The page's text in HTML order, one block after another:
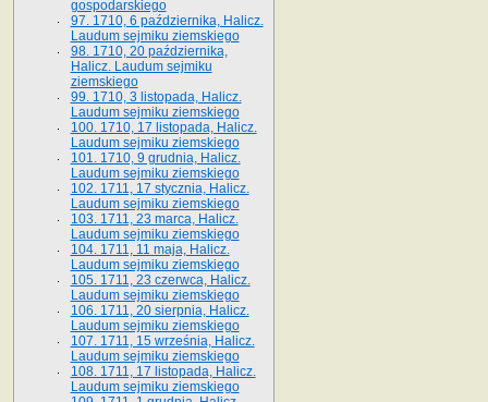
gospodarskiego
97. 1710, 6 października, Halicz.
Laudum sejmiku ziemskiego
98. 1710, 20 października,
Halicz. Laudum sejmiku
ziemskiego
99. 1710, 3 listopada, Halicz.
Laudum sejmiku ziemskiego
100. 1710, 17 listopada, Halicz.
Laudum sejmiku ziemskiego
101. 1710, 9 grudnia, Halicz.
Laudum sejmiku ziemskiego
102. 1711, 17 stycznia, Halicz.
Laudum sejmiku ziemskiego
103. 1711, 23 marca, Halicz.
Laudum sejmiku ziemskiego
104. 1711, 11 maja, Halicz.
Laudum sejmiku ziemskiego
105. 1711, 23 czerwca, Halicz.
Laudum sejmiku ziemskiego
106. 1711, 20 sierpnia, Halicz.
Laudum sejmiku ziemskiego
107. 1711, 15 września, Halicz.
Laudum sejmiku ziemskiego
108. 1711, 17 listopada, Halicz.
Laudum sejmiku ziemskiego